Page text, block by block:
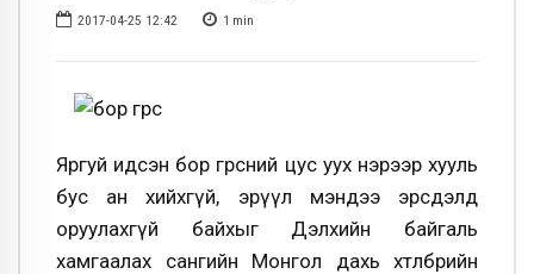
2017-04-25 12:42 1 min
Яргуй идсэн бор гөрөөсний цус уух нэрээр хууль
бус ан хийхгүй, эрүүл мэндээ эрсдэлд
оруулахгүй байхыг Дэлхийн байгаль
хамгаалах сангийн Монгол дахь хөтөлбөрийн